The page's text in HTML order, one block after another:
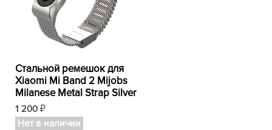
Стальной ремешок для
Xiaomi Mi Band 2 Mijobs
Milanese Metal Strap Silver
1 200 ₽
Нет в наличии